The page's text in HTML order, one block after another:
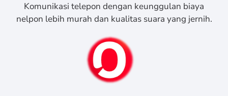
Komunikasi telepon dengan keunggulan biaya
nelpon lebih murah dan kualitas suara yang jernih.